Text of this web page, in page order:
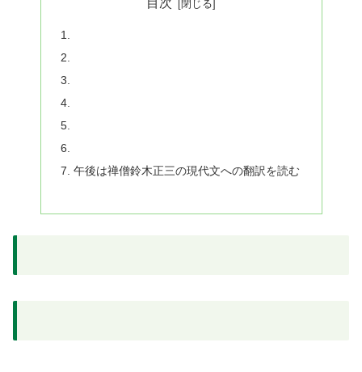
目次
午後は禅僧鈴木正三の現代文への翻訳を読む